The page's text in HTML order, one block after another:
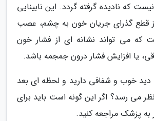
که نادیده گرفته گردد. این نابینایی
قطع گذرای جریان خون به چشم، عصب
که می تواند نشانه ای از فشار خون
یا افزایش فشار درون جمجمه باشد.
دید خوب و شفافی دارید و لحظه ای بعد
می رسد؟ اگر این گونه است باید برای
به پزشک مراجعه کنید.